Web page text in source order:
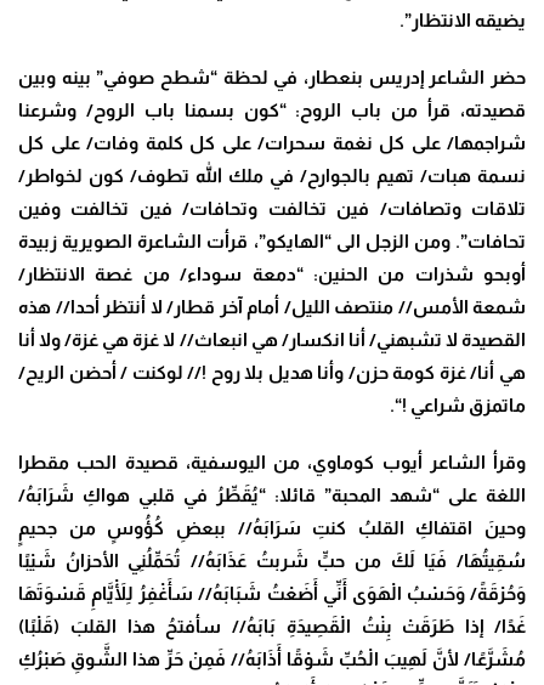
يضيقه الانتظار”.
حضر الشاعر إدريس بنعطار، في لحظة “شطح صوفي” بينه وبين
قصيدته، قرأ من باب الروح: “كون بسمنا باب الروح/ وشرعنا
شراجمها/ على كل نغمة سحرات/ على كل كلمة وفات/ على كل
نسمة هبات/ تهيم بالجوارح/ في ملك الله تطوف/ كون لخواطر/
تلاقات وتصافات/ فين تخالفت وتحافات/ فين تخالفت وفين
تحافات”. ومن الزجل الى “الهايكو”، قرأت الشاعرة الصويرية زبيدة
أوبحو شذرات من الحنين: “دمعة سوداء/ من غصة الانتظار/
شمعة الأمس// منتصف الليل/ أمام آخر قطار/ لا أنتظر أحدا// هذه
القصيدة لا تشبهني/ أنا انكسار/ هي انبعاث// لا غزة هي غزة/ ولا أنا
هي أنا/ غزة كومة حزن/ وأنا هديل بلا روح !// لوكنت / أحضن الريح/
ماتمزق شراعي !
“.
وقرأ الشاعر أيوب كوماوي، من اليوسفية، قصيدة الحب مقطرا
اللغة على “شهد المحبة” قائلا: “يُقَطِّرُ في قلبي هواكِ شَرَابَهُ/
وحينَ اقتفاكِ القلبُ كنتِ سَرَابَهُ// ببعضِ كُؤُوسٍ من جحيمٍ
سُقِيتُهَا/ فَيَا لَكَ من حبٍّ شَربتُ عَذَابَهُ// تُحَمِّلُنِي الأحزانُ شَيْبًا
وَحُرْقَةً/ وَحَسْبُ الْهَوَى أَنِّي أَضَعْتُ شَبَابَهُ// سَأَغْفِرُ لِلْأَيَّامِ قَسْوَتَهَا
غَدًا/ إذا طَرَقَتْ بِنْتُ الْقَصِيدَةِ بَابَهُ// سأفتحُ هذا القلبَ (قَلْبًا)
مُشَرَّعًا/ لأنَّ لَهِيبَ الْحُبِّ شَوْقًا أَذَابَهُ// فَمِنْ حَرِّ هذا الشَّوقِ صَبْرُكِ